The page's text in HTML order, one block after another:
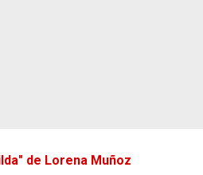
de Lorena Muñoz